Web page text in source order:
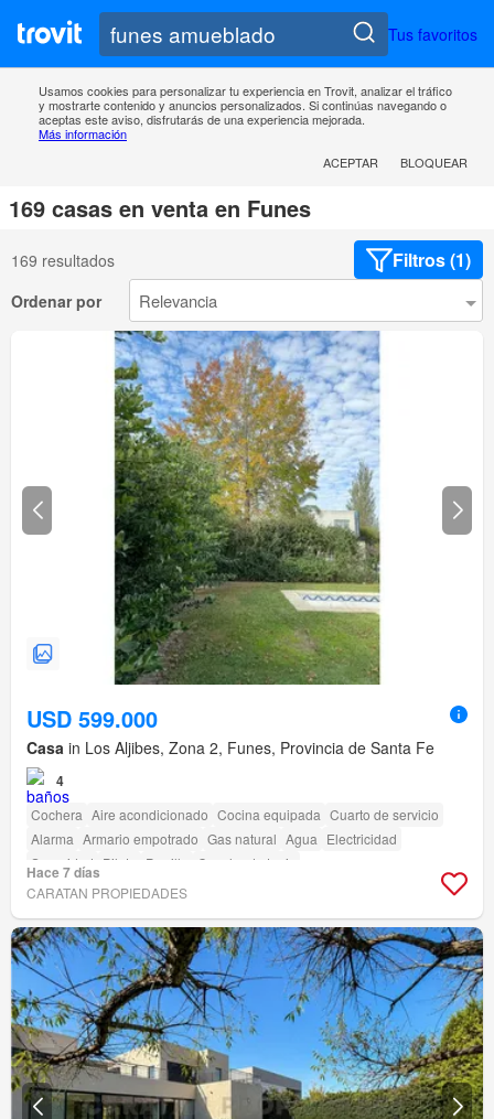
Tus favoritos
Usamos cookies para personalizar tu experiencia en Trovit, analizar el tráfico
y mostrarte contenido y anuncios personalizados. Si continúas navegando o
aceptas este aviso, disfrutarás de una experiencia mejorada.
Más información
ACEPTAR
BLOQUEAR
169 casas en venta en Funes
169 resultados Filtros (1)
Ordenar por
USD 599.000
Casa in Los Aljibes, Zona 2, Funes, Provincia de Santa Fe
4
Cochera Aire acondicionado Cocina equipada Cuarto de servicio
Alarma Armario empotrado Gas natural Agua Electricidad
Seguridad Pileta Parrilla Cancha de tenis
Hace 7 días
CARATAN PROPIEDADES